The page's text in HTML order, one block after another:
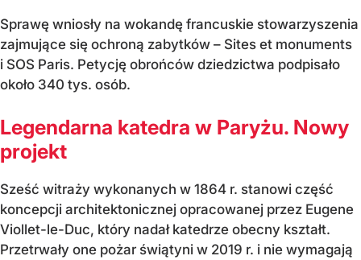
Sprawę wniosły na wokandę francuskie stowarzyszenia
zajmujące się ochroną zabytków – Sites et monuments
i SOS Paris. Petycję obrońców dziedzictwa podpisało
około 340 tys. osób.
Legendarna katedra w Paryżu. Nowy
projekt
Sześć witraży wykonanych w 1864 r. stanowi część
koncepcji architektonicznej opracowanej przez Eugene
Viollet-le-Duc, który nadał katedrze obecny kształt.
Przetrwały one pożar świątyni w 2019 r. i nie wymagają